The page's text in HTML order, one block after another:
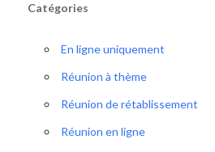
Catégories
En ligne uniquement
Réunion à thème
Réunion de rétablissement
Réunion en ligne